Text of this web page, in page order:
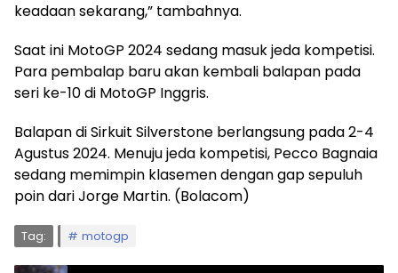
keadaan sekarang,” tambahnya.
Saat ini MotoGP 2024 sedang masuk jeda kompetisi.
Para pembalap baru akan kembali balapan pada
seri ke-10 di MotoGP Inggris.
Balapan di Sirkuit Silverstone berlangsung pada 2-4
Agustus 2024. Menuju jeda kompetisi, Pecco Bagnaia
sedang memimpin klasemen dengan gap sepuluh
poin dari Jorge Martin. (Bolacom)
Tag: motogp